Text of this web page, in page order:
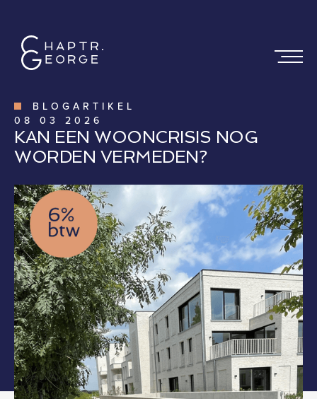
BLOGARTIKEL
08
03 2026
KAN EEN WOONCRISIS NOG
WORDEN VERMEDEN?